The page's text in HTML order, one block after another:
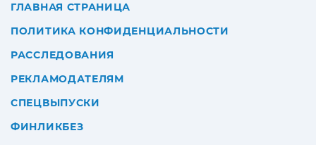
ГЛАВНАЯ СТРАНИЦА
ПОЛИТИКА КОНФИДЕНЦИАЛЬНОСТИ
РАССЛЕДОВАНИЯ
РЕКЛАМОДАТЕЛЯМ
СПЕЦВЫПУСКИ
ФИНЛИКБЕЗ